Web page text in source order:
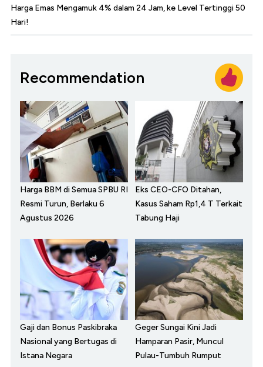
Harga Emas Mengamuk 4% dalam 24 Jam, ke Level Tertinggi 50
Hari!
Recommendation
Harga BBM di Semua SPBU RI
Resmi Turun, Berlaku 6
Agustus 2026
Eks CEO-CFO Ditahan,
Kasus Saham Rp1,4 T Terkait
Tabung Haji
Gaji dan Bonus Paskibraka
Nasional yang Bertugas di
Istana Negara
Geger Sungai Kini Jadi
Hamparan Pasir, Muncul
Pulau-Tumbuh Rumput